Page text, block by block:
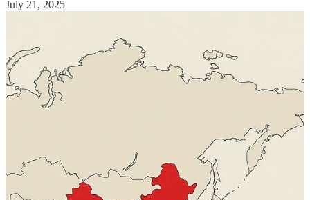
July 21, 2025